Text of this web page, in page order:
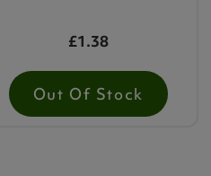
£1.38
Out Of Stock